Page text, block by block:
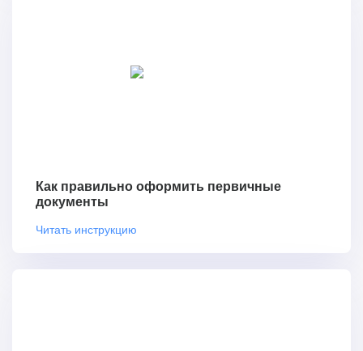
Как правильно оформить первичные
документы
Читать инструкцию